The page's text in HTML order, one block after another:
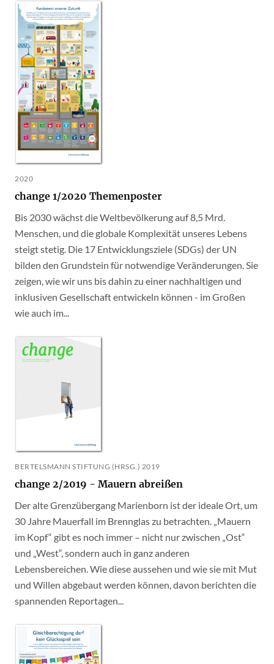
2020
change 1/2020 Themenposter
Bis 2030 wächst die Weltbevölkerung auf 8,5 Mrd.
Menschen, und die globale Komplexität unseres Lebens
steigt stetig. Die 17 Entwicklungsziele (SDGs) der UN
bilden den Grundstein für notwendige Veränderungen. Sie
zeigen, wie wir uns bis dahin zu einer nachhaltigen und
inklusiven Gesellschaft entwickeln können - im Großen
wie auch im...
BERTELSMANN STIFTUNG (HRSG.) 2019
change 2/2019 - Mauern abreißen
Der alte Grenzübergang Marienborn ist der ideale Ort, um
30 Jahre Mauerfall im Brennglas zu betrachten. „Mauern
im Kopf“ gibt es noch immer – nicht nur zwischen „Ost“
und „West“, sondern auch in ganz anderen
Lebensbereichen. Wie diese aussehen und wie sie mit Mut
und Willen abgebaut werden können, davon berichten die
spannenden Reportagen...